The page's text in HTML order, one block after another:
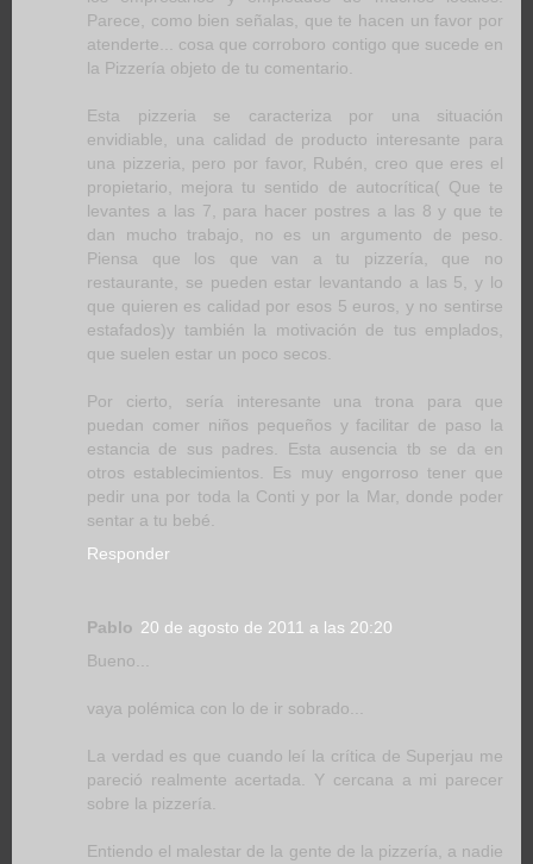
Parece, como bien señalas, que te hacen un favor por
atenderte... cosa que corroboro contigo que sucede en
la Pizzería objeto de tu comentario.
Esta pizzeria se caracteriza por una situación
envidiable, una calidad de producto interesante para
una pizzeria, pero por favor, Rubén, creo que eres el
propietario, mejora tu sentido de autocrítica( Que te
levantes a las 7, para hacer postres a las 8 y que te
dan mucho trabajo, no es un argumento de peso.
Piensa que los que van a tu pizzería, que no
restaurante, se pueden estar levantando a las 5, y lo
que quieren es calidad por esos 5 euros, y no sentirse
estafados)y también la motivación de tus emplados,
que suelen estar un poco secos.
Por cierto, sería interesante una trona para que
puedan comer niños pequeños y facilitar de paso la
estancia de sus padres. Esta ausencia tb se da en
otros establecimientos. Es muy engorroso tener que
pedir una por toda la Conti y por la Mar, donde poder
sentar a tu bebé.
Responder
Pablo 20 de agosto de 2011 a las 20:20
Bueno...
vaya polémica con lo de ir sobrado...
La verdad es que cuando leí la crítica de Superjau me
pareció realmente acertada. Y cercana a mi parecer
sobre la pizzería.
Entiendo el malestar de la gente de la pizzería, a nadie